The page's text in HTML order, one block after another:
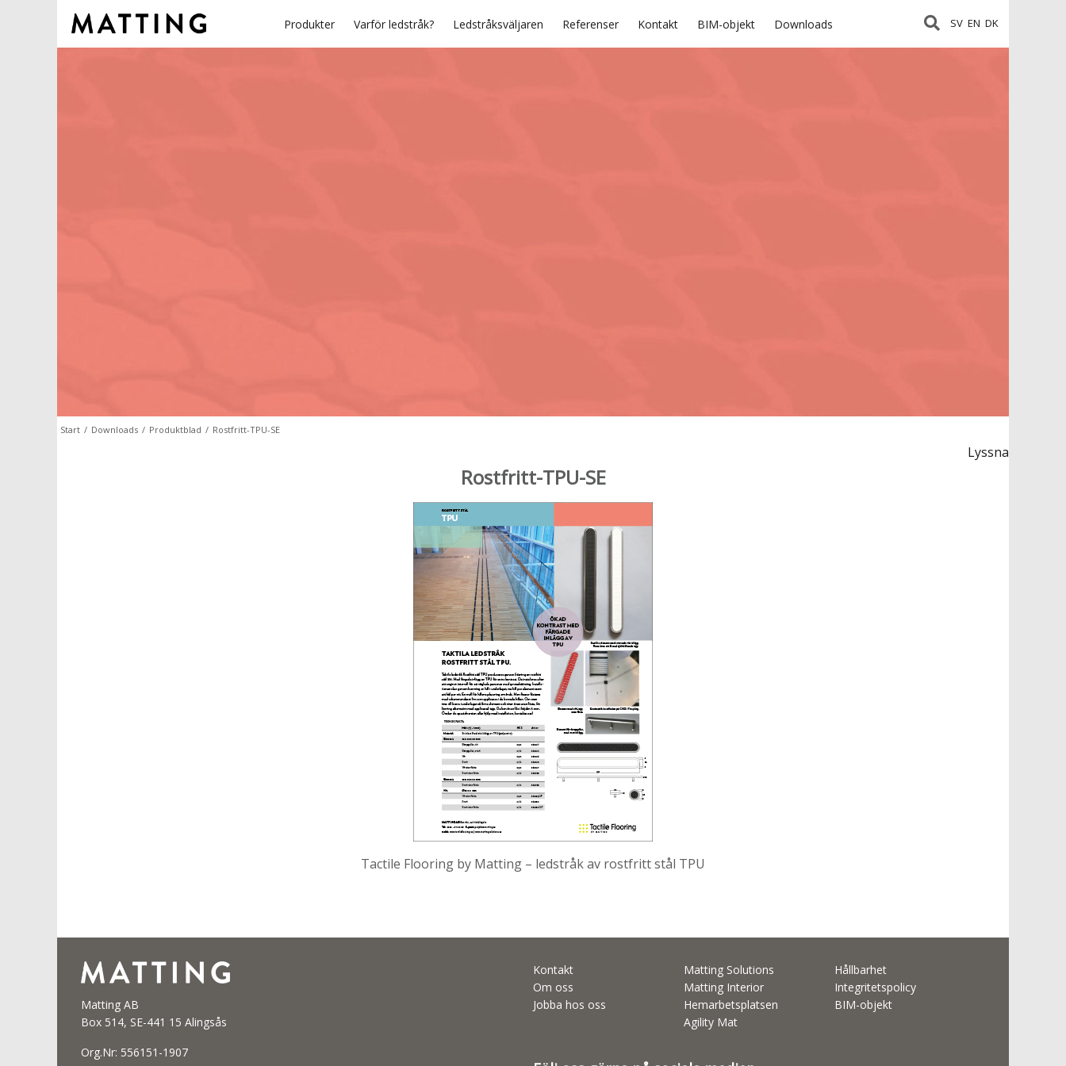
Produkter Varför ledstråk? Ledstråksväljaren Referenser Kontakt BIM-objekt Downloads SV EN DK
Start / Downloads / Produktblad / Rostfritt-TPU-SE
Lyssna
Rostfritt-TPU-SE
Tactile Flooring by Matting – ledstråk av rostfritt stål TPU
Matting AB
Box 514, SE-441 15 Alingsås
Org.Nr: 556151-1907
Kontakt
Om oss
Jobba hos oss
Matting Solutions
Matting Interior
Hemarbetsplatsen
Agility Mat
Hållbarhet
Integritetspolicy
BIM-objekt